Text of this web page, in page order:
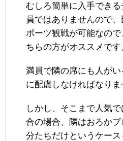
むしろ簡単に入手でき
員ではありませんので
ポーツ観戦が可能なの
ちらの方がオススメです
満員で隣の席にも人が
に配慮しなければなりま
しかし、そこまで人気
合の場合、隣はおろか
分たちだけというケース